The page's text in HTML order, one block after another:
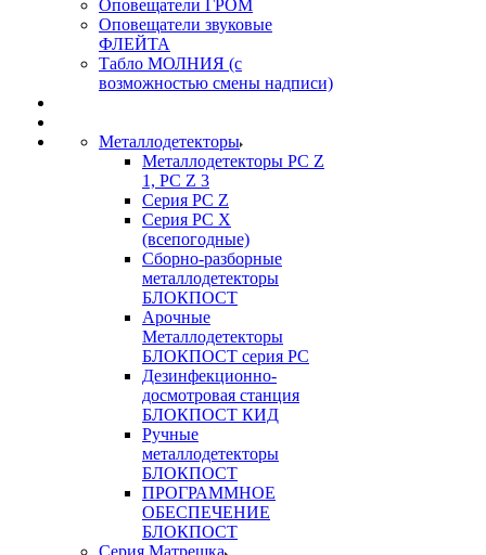
Оповещатели ГРОМ
Оповещатели звуковые
ФЛЕЙТА
Табло МОЛНИЯ (с
возможностью смены надписи)
Металлодетекторы
Металлодетекторы РС Z
1, PC Z 3
Серия РС Z
Серия РС X
(всепогодные)
Сборно-разборные
металлодетекторы
БЛОКПОСТ
Арочные
Металлодетекторы
БЛОКПОСТ серия РС
Дезинфекционно-
досмотровая станция
БЛОКПОСТ КИД
Ручные
металлодетекторы
БЛОКПОСТ
ПРОГРАММНОЕ
ОБЕСПЕЧЕНИЕ
БЛОКПОСТ
Серия Матрешка